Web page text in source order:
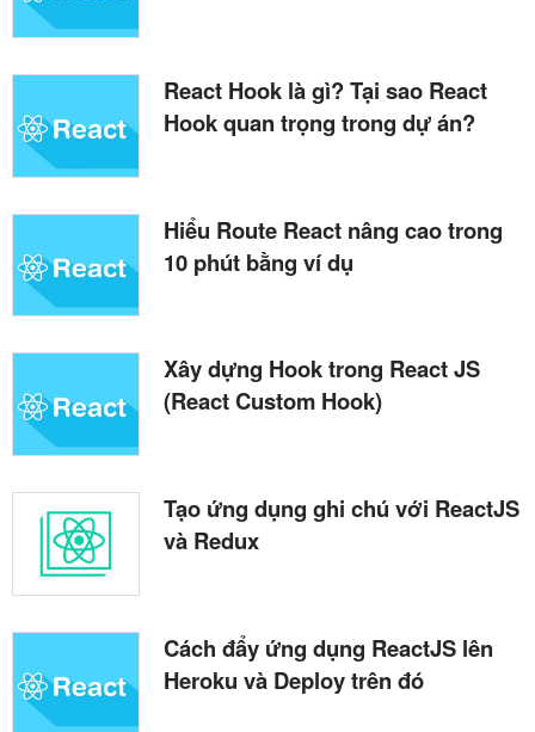
React Hook là gì? Tại sao React
Hook quan trọng trong dự án?
Hiểu Route React nâng cao trong
10 phút bằng ví dụ
Xây dựng Hook trong React JS
(React Custom Hook)
Tạo ứng dụng ghi chú với ReactJS
và Redux
Cách đẩy ứng dụng ReactJS lên
Heroku và Deploy trên đó